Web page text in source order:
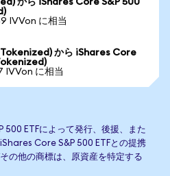
から iShares Core S&P 500
IVVon に相当
から iShares Core
IVVon に相当
500 ETFによって発行、後援、また
Core S&P 500 ETFとの提携
の他の商標は、原資産を特定する